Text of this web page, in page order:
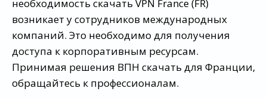
необходимость скачать VPN France (FR)
возникает у сотрудников международных
компаний. Это необходимо для получения
доступа к корпоративным ресурсам.
Принимая решения ВПН скачать для Франции,
обращайтесь к профессионалам.